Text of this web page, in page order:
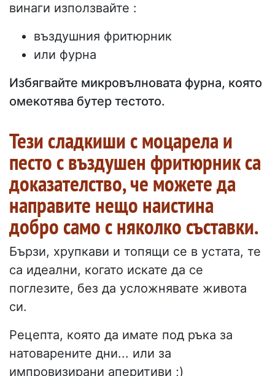
винаги използвайте :
въздушния фритюрник
или фурна
Избягвайте микровълновата фурна, която
омекотява бутер тестото.
Тези сладкиши с моцарела и
песто с въздушен фритюрник са
доказателство, че можете да
направите нещо наистина
добро само с няколко съставки.
Бързи, хрупкави и топящи се в устата, те
са идеални, когато искате да се
поглезите, без да усложнявате живота
си.
Рецепта, която да имате под ръка за
натоварените дни... или за
импровизирани аперитиви ;)